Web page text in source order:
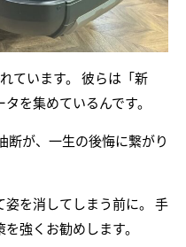
ています。 彼らは「新
を集めているんです。
断が、一生の後悔に繋がり
を消してしまう前に。 手
強くお勧めします。